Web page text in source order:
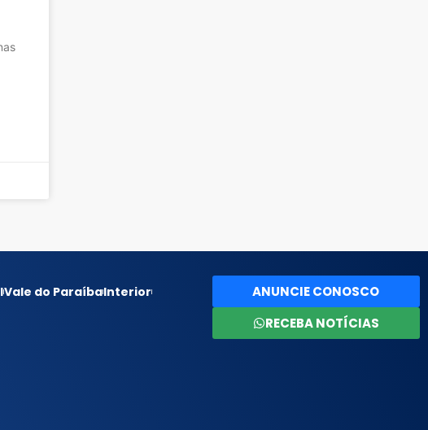
Vale do ParaíbaInterior
ANUNCIE CONOSCO
RECEBA NOTÍCIAS